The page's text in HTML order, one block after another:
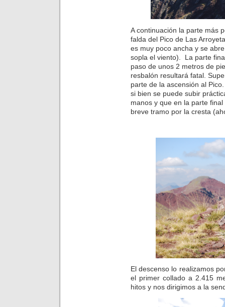
A continuación la parte más
falda del Pico de Las
es muy poco ancha y se
sopla el viento). La parte
paso de unos 2 metros de
resbalón resultará fatal.
parte de la ascensión al
si bien se puede subir
manos y que en la parte
breve tramo por la cresta
El descenso lo realizamos
el primer collado a 2.415
hitos y nos dirigimos a la